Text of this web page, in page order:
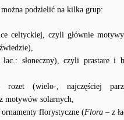
podzielić na kilka grup:
celtyckiej, czyli głównie
łac.: słoneczny), czyli prastare i
(wielo-, najczęściej
motywów solarnych,
florystyczne (Flora – z